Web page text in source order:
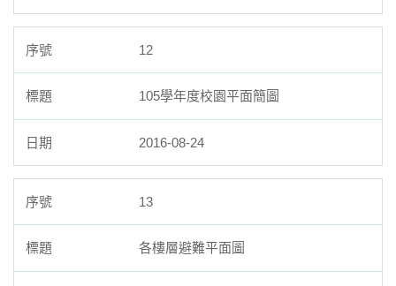
12
105學年度校園平面簡圖
2016-08-24
13
各樓層避難平面圖